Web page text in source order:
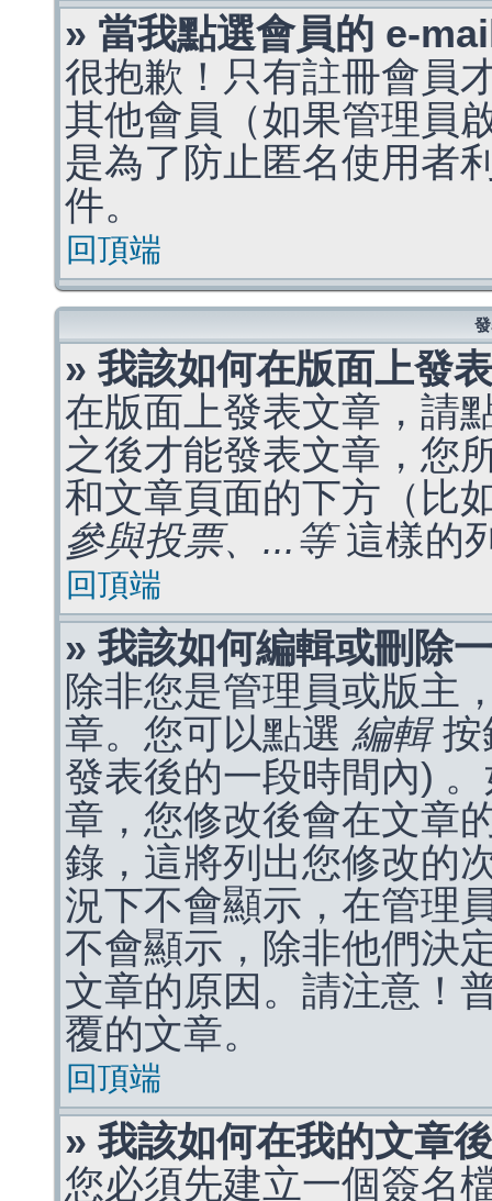
» 當我點選會員的 e-
很抱歉！只有註冊會員
其他會員（如果管理員
是為了防止匿名使用者
件。
回頂端
» 我該如何在版面上發
在版面上發表文章，請
之後才能發表文章，您
和文章頁面的下方（比
參與投票、...等這樣的
回頂端
» 我該如何編輯或刪除
除非您是管理員或版主
章。您可以點選 編輯按
發表後的一段時間內)
章，您修改後會在文章
錄，這將列出您修改的
況下不會顯示，在管理
不會顯示，除非他們決
文章的原因。請注意！
覆的文章。
回頂端
» 我該如何在我的文章
您必須先建立一個簽名